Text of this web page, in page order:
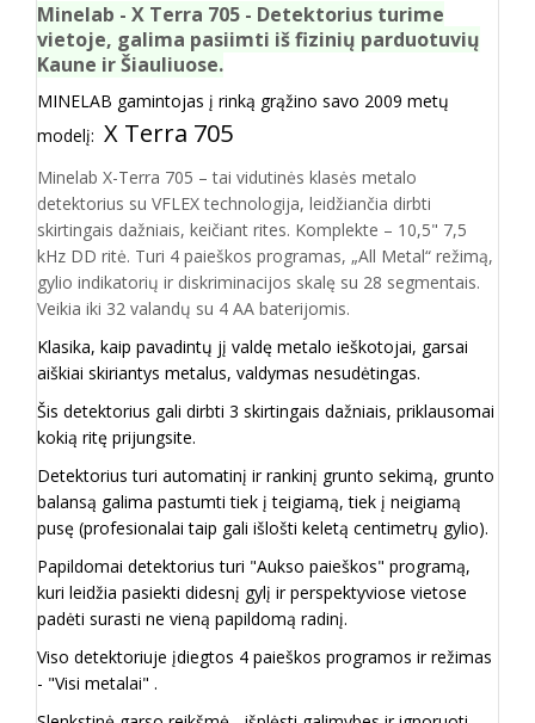
Minelab - X Terra 705 - Detektorius turime
vietoje, galima pasiimti iš fizinių parduotuvių
Kaune ir Šiauliuose.
MINELAB gamintojas į rinką grąžino savo 2009 metų
modelį: X Terra 705
Minelab X-Terra 705 – tai vidutinės klasės metalo
detektorius su VFLEX technologija, leidžiančia dirbti
skirtingais dažniais, keičiant rites. Komplekte – 10,5" 7,5
kHz DD ritė. Turi 4 paieškos programas, „All Metal“ režimą,
gylio indikatorių ir diskriminacijos skalę su 28 segmentais.
Veikia iki 32 valandų su 4 AA baterijomis.
Klasika, kaip pavadintų jį valdę metalo ieškotojai, garsai
aiškiai skiriantys metalus, valdymas nesudėtingas.
Šis detektorius gali dirbti 3 skirtingais dažniais, priklausomai
kokią ritę prijungsite.
Detektorius turi automatinį ir rankinį grunto sekimą, grunto
balansą galima pastumti tiek į teigiamą, tiek į neigiamą
pusę (profesionalai taip gali išlošti keletą centimetrų gylio).
Papildomai detektorius turi "Aukso paieškos" programą,
kuri leidžia pasiekti didesnį gylį ir perspektyviose vietose
padėti surasti ne vieną papildomą radinį.
Viso detektoriuje įdiegtos 4 paieškos programos ir režimas
- "Visi metalai" .